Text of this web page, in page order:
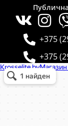
+375
+375
Krosselite.by
Информационный